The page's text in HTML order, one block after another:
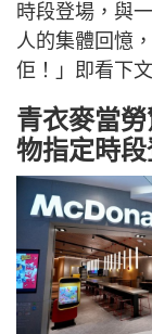
時段登場，與
人的集體回憶
佢！」即看下
青衣麥當
物指定時